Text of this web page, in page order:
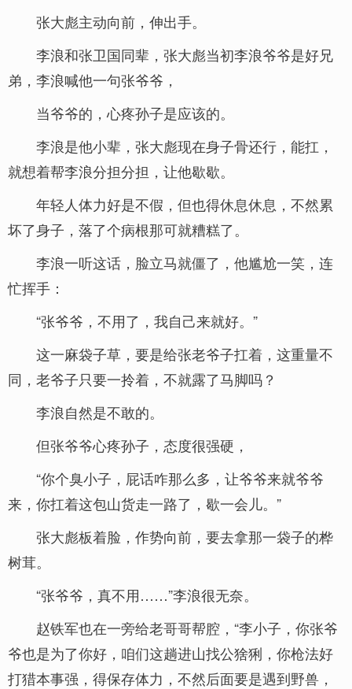
张大彪主动向前，伸出手。
李浪和张卫国同辈，张大彪当初李浪爷爷是好兄
弟，李浪喊他一句张爷爷，
当爷爷的，心疼孙子是应该的。
李浪是他小辈，张大彪现在身子骨还行，能扛，
就想着帮李浪分担分担，让他歇歇。
年轻人体力好是不假，但也得休息休息，不然累
坏了身子，落了个病根那可就糟糕了。
李浪一听这话，脸立马就僵了，他尴尬一笑，连
忙挥手：
“张爷爷，不用了，我自己来就好。”
这一麻袋子草，要是给张老爷子扛着，这重量不
同，老爷子只要一拎着，不就露了马脚吗？
李浪自然是不敢的。
但张爷爷心疼孙子，态度很强硬，
“你个臭小子，屁话咋那么多，让爷爷来就爷爷
来，你扛着这包山货走一路了，歇一会儿。”
张大彪板着脸，作势向前，要去拿那一袋子的桦
树茸。
“张爷爷，真不用……”李浪很无奈。
赵铁军也在一旁给老哥哥帮腔，“李小子，你张爷
爷也是为了你好，咱们这趟进山找公猞猁，你枪法好
打猎本事强，得保存体力，不然后面要是遇到野兽，